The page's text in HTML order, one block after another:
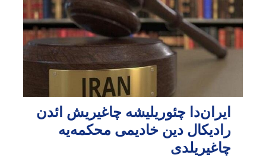
ایران‌دا چئوریلیشه چاغیریش ائد‌ن
رادیکال دین خادیمی محکمه‌یه
چاغیریلدی